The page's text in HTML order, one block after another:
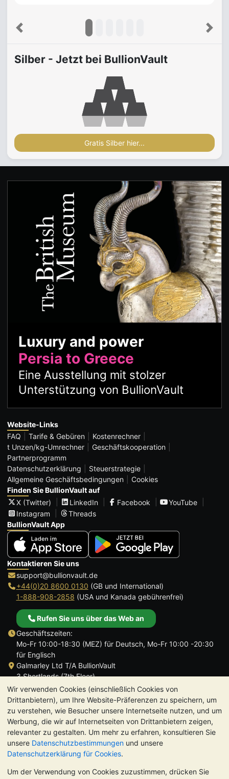
Wir verwenden Cookies (einschließlich Cookies von
Drittanbietern), um Ihre Website-Präferenzen zu speichern, um
zu verstehen, wie Besucher unsere Internetseite nutzen, und um
Werbung, die wir auf Internetseiten von Drittanbietern zeigen,
relevanter zu gestalten. Um mehr zu erfahren, konsultieren Sie
unsere Datenschutzbestimmungen und unsere
Datenschutzerklärung für Cookies.
Um der Verwendung von Cookies zuzustimmen, drücken Sie
Previous Next
Silber - Jetzt bei BullionVault
Gratis Silber hier...
Luxury and power
Persia to Greece
Eine Ausstellung mit stolzer
Unterstützung von BullionVault
Website-Links
FAQ
Tarife & Gebüren
Kostenrechner
t Unzen/kg-Umrechner
Geschäftskooperation
Partnerprogramm
Datenschutzerklärung
Steuerstrategie
Allgemeine Geschäftsbedingungen
Cookies
Finden Sie BullionVault auf
X (Twitter)
LinkedIn Facebook
YouTube
Instagram
Threads
BullionVault App
Kontaktieren Sie uns
support@bullionvault.de
+44(0)20 8600 0130 (GB und International)
1-888-908-2858 (USA und Kanada gebührenfrei)
Rufen Sie uns über das Web an
Geschäftszeiten:
Mo-Fr 10:00-18:30 (MEZ) für Deutsch, Mo-Fr 10:00 -20:30
für Englisch
Galmarley Ltd T/A BullionVault
3 Shortlands (7th Floor)
Hammersmith
London
W6 8DA
Großbritannien
TrustScore 4.8 | 724 Bewertungen